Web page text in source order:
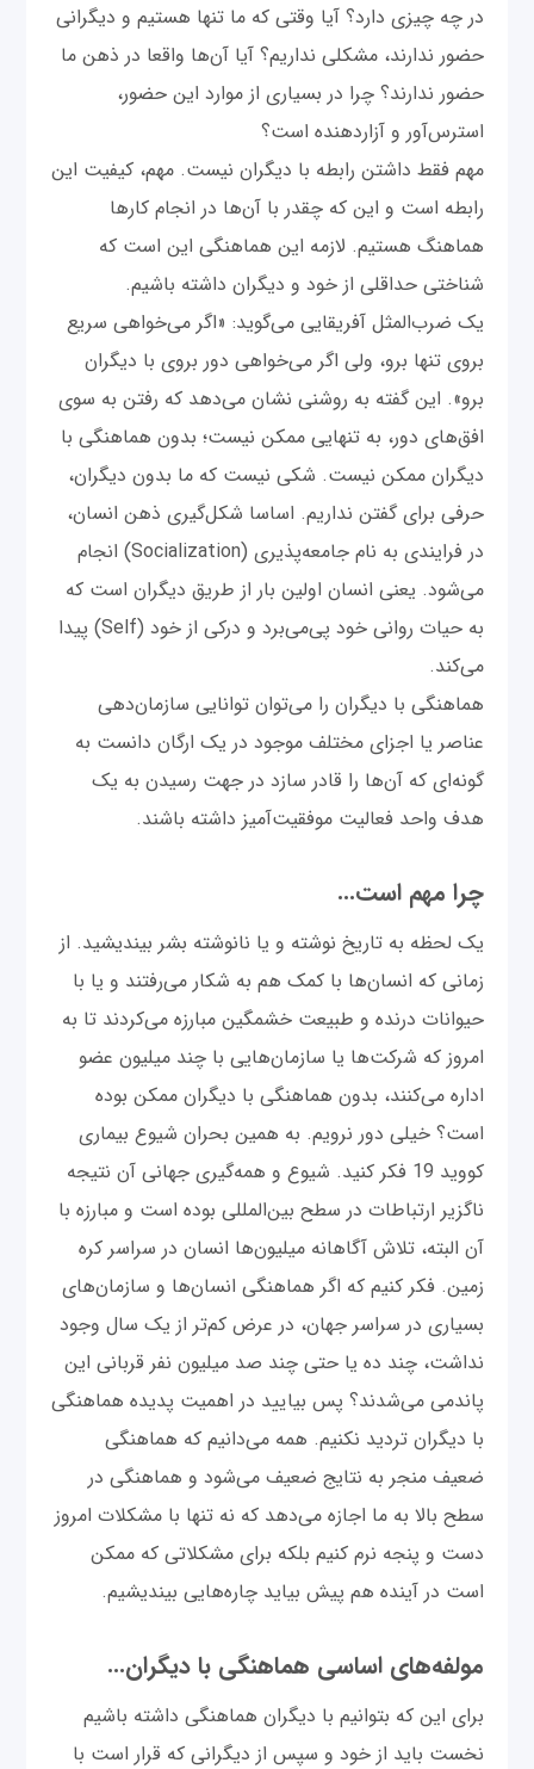
در چه چیزی دارد؟ آیا وقتی که ما تنها هستیم و دیگرانی
حضور ندارند، مشکلی نداریم؟ آیا آن‌ها واقعا در ذهن ما
حضور ندارند؟ چرا در بسیاری از موارد این حضور،
استرس‌آور و آزاردهنده است؟
مهم فقط داشتن رابطه با دیگران نیست. مهم، کیفیت این
رابطه است و این که چقدر با آن‌ها در انجام کارها
هماهنگ هستیم. لازمه این هماهنگی این است که
شناختی حداقلی از خود و دیگران داشته باشیم.
یک ضرب‌المثل آفریقایی می‌گوید: «اگر می‌خواهی سریع
بروی تنها برو، ولی اگر می‌خواهی دور بروی با دیگران
برو». این گفته به روشنی نشان می‌دهد که رفتن به سوی
افق‌های دور، به تنهایی ممکن نیست؛ بدون هماهنگی با
دیگران ممکن نیست. شکی نیست که ما بدون دیگران،
حرفی برای گفتن نداریم. اساسا شکل‌گیری ذهن انسان،
در فرایندی به نام جامعه‌پذیری (Socialization) انجام
می‌شود. یعنی انسان اولین بار از طریق دیگران است که
به حیات روانی خود پی‌می‌برد و درکی از خود (Self) پیدا
می‌کند.
هماهنگی با دیگران را می‌توان توانایی سازمان‌دهی
عناصر یا اجزای مختلف موجود در یک ارگان دانست به
گونه‌ای که آن‌ها را قادر ‌سازد در جهت رسیدن به یک
هدف واحد فعالیت موفقیت‌آمیز داشته باشند.
چرا مهم است...
یک لحظه به تاریخ نوشته و یا نانوشته بشر بیندیشید. از
زمانی که انسان‌ها با کمک هم به شکار می‌رفتند و یا با
حیوانات درنده و طبیعت خشمگین مبارزه می‌کردند تا به
امروز که شرکت‌ها یا سازمان‌هایی با چند میلیون عضو
اداره می‌کنند، بدون هماهنگی با دیگران ممکن بوده
است؟ خیلی دور نرویم. به همین بحران شیوع بیماری
کووید 19 فکر کنید. شیوع و همه‌گیری جهانی آن نتیجه
ناگزیر ارتباطات در سطح بین‌المللی بوده است و مبارزه با
آن البته، تلاش آگاهانه میلیون‌ها انسان در سراسر کره
زمین. فکر کنیم که اگر هماهنگی انسان‌ها و سازمان‌های
بسیاری در سراسر جهان، در عرض کم‌تر از یک سال وجود
نداشت، چند ده یا حتی چند صد میلیون نفر قربانی این
پاندمی می‌شدند؟ پس بیایید در اهمیت پدیده هماهنگی
با دیگران تردید نکنیم. همه می‌دانیم که هماهنگی
ضعیف منجر به نتایج ضعیف می‌شود و هماهنگی در
سطح بالا به ما اجازه می‌دهد که نه تنها با مشکلات امروز
دست و پنجه نرم کنیم بلکه برای مشکلاتی که ممکن
است در آینده هم پیش بیاید چاره‌هایی بیندیشیم.
مولفه‌های اساسی هماهنگی با دیگران...
برای این که بتوانیم با دیگران هماهنگی داشته باشیم
نخست باید از خود و سپس از دیگرانی که قرار است با